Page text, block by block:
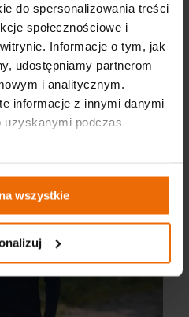
do spersonalizowania treści
społecznościowe i
Informacje o tym, jak
udostępniamy partnerom
i analitycznym.
informacje z innymi danymi
uzyskanymi podczas
wszystkie
– suplement nowości na